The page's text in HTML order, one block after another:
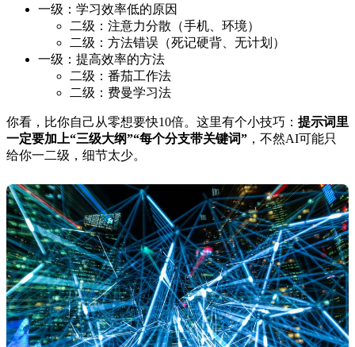
一级：学习效率低的原因
二级：注意力分散（手机、环境）
二级：方法错误（死记硬背、无计划）
一级：提高效率的方法
二级：番茄工作法
二级：费曼学习法
你看，比你自己从零想要快10倍。这里有个小技巧： 提示词里
一定要加上“三级大纲”“每个分支带关键词” ，不然AI可能只
给你一二级，细节太少。